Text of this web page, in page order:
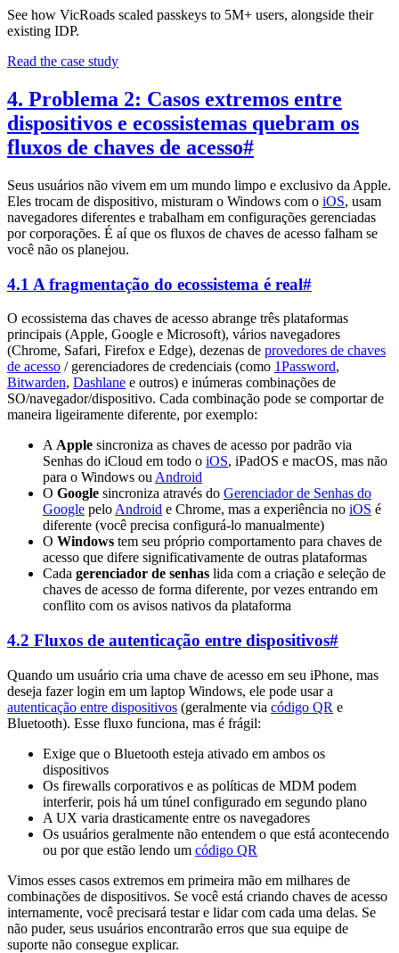
See how VicRoads scaled passkeys to 5M+ users, alongside their
existing IDP.
Read the case study
4. Problema 2: Casos extremos entre
dispositivos e ecossistemas quebram os
fluxos de chaves de acesso#
Seus usuários não vivem em um mundo limpo e exclusivo da Apple.
Eles trocam de dispositivo, misturam o Windows com o iOS, usam
navegadores diferentes e trabalham em configurações gerenciadas
por corporações. É aí que os fluxos de chaves de acesso falham se
você não os planejou.
4.1 A fragmentação do ecossistema é real#
O ecossistema das chaves de acesso abrange três plataformas
principais (Apple, Google e Microsoft), vários navegadores
(Chrome, Safari, Firefox e Edge), dezenas de provedores de chaves
de acesso / gerenciadores de credenciais (como 1Password,
Bitwarden, Dashlane e outros) e inúmeras combinações de
SO/navegador/dispositivo. Cada combinação pode se comportar de
maneira ligeiramente diferente, por exemplo:
A Apple sincroniza as chaves de acesso por padrão via
Senhas do iCloud em todo o iOS, iPadOS e macOS, mas não
para o Windows ou Android
O Google sincroniza através do Gerenciador de Senhas do
Google pelo Android e Chrome, mas a experiência no iOS é
diferente (você precisa configurá-lo manualmente)
O Windows tem seu próprio comportamento para chaves de
acesso que difere significativamente de outras plataformas
Cada gerenciador de senhas lida com a criação e seleção de
chaves de acesso de forma diferente, por vezes entrando em
conflito com os avisos nativos da plataforma
4.2 Fluxos de autenticação entre dispositivos#
Quando um usuário cria uma chave de acesso em seu iPhone, mas
deseja fazer login em um laptop Windows, ele pode usar a
autenticação entre dispositivos (geralmente via código QR e
Bluetooth). Esse fluxo funciona, mas é frágil:
Exige que o Bluetooth esteja ativado em ambos os
dispositivos
Os firewalls corporativos e as políticas de MDM podem
interferir, pois há um túnel configurado em segundo plano
A UX varia drasticamente entre os navegadores
Os usuários geralmente não entendem o que está acontecendo
ou por que estão lendo um código QR
Vimos esses casos extremos em primeira mão em milhares de
combinações de dispositivos. Se você está criando chaves de acesso
internamente, você precisará testar e lidar com cada uma delas. Se
não puder, seus usuários encontrarão erros que sua equipe de
suporte não consegue explicar.